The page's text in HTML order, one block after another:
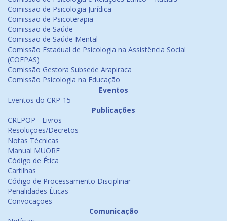
Comissão de Psicologia Jurídica
Comissão de Psicoterapia
Comissão de Saúde
Comissão de Saúde Mental
Comissão Estadual de Psicologia na Assistência Social
(COEPAS)
Comissão Gestora Subsede Arapiraca
Comissão Psicologia na Educação
Eventos
Eventos do CRP-15
Publicações
CREPOP - Livros
Resoluções/Decretos
Notas Técnicas
Manual MUORF
Código de Ética
Cartilhas
Código de Processamento Disciplinar
Penalidades Éticas
Convocações
Comunicação